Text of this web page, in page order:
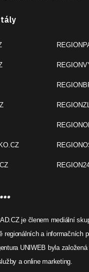
je členem mediální
regionálních a informačních
UNIWEB byla
a online marketing.